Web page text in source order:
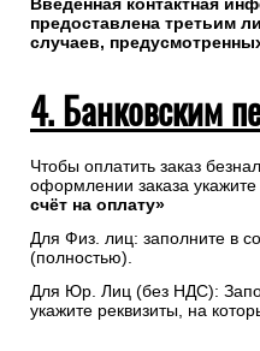
Введенная контактная
предоставлена третьим
случаев,
4. Банковским
Чтобы оплатить заказ
оформлении заказа
счёт на оплату»
Для Физ. лиц: заполните в
(полностью).
Для Юр. Лиц (без НДС):
укажите реквизиты, на